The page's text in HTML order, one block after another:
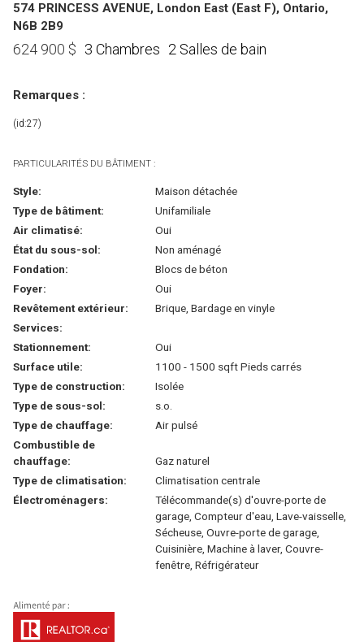
574 PRINCESS AVENUE, London East (East F), Ontario,
N6B 2B9
624 900 $ 3 Chambres 2 Salles de bain
Remarques :
(id:27)
PARTICULARITÉS DU BÂTIMENT :
Style:
Maison détachée
Type de bâtiment:
Unifamiliale
Air climatisé:
Oui
État du sous-sol:
Non aménagé
Fondation:
Blocs de béton
Foyer:
Oui
Revêtement extérieur:
Brique, Bardage en vinyle
Services:
Stationnement:
Oui
Surface utile:
1100 - 1500 sqft Pieds carrés
Type de construction:
Isolée
Type de sous-sol:
s.o.
Type de chauffage:
Air pulsé
Combustible de
chauffage:
Gaz naturel
Type de climatisation:
Climatisation centrale
Électroménagers:
Télécommande(s) d'ouvre-porte de
garage, Compteur d'eau, Lave-vaisselle,
Sécheuse, Ouvre-porte de garage,
Cuisinière, Machine à laver, Couvre-
fenêtre, Réfrigérateur